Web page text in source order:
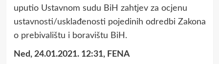
uputio Ustavnom sudu BiH zahtjev za ocjenu
ustavnosti/usklađenosti pojedinih odredbi Zakona
o prebivalištu i boravištu BiH.​​​​​​​
Ned, 24.01.2021. 12:31, FENA